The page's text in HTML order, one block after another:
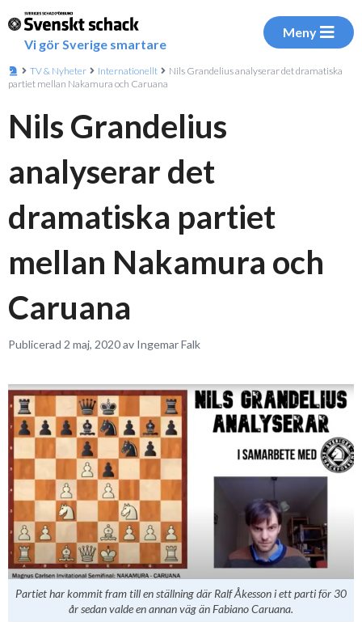
Vi gör Sverige smartare
Meny
TV & Nyheter Internationellt
Nils Grandelius analyserar det dramatiska
partiet mellan Nakamura och Caruana
Nils Grandelius
analyserar det
dramatiska partiet
mellan Nakamura och
Caruana
Publicerad 2 maj, 2020 av Ingemar Falk
Partiet har kommit fram till en ställning där Ralf Åkesson i ett parti för 30
år sedan valde en annan väg än Fabiano Caruana.